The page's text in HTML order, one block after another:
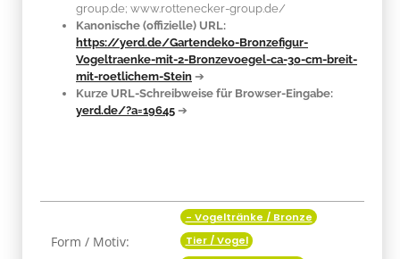
group.de; www.rottenecker-group.de/
Kanonische (offizielle) URL:
https://yerd.de/Gartendeko-Bronzefigur-
Vogeltraenke-mit-2-Bronzevoegel-ca-30-cm-breit-
mit-roetlichem-Stein ➔
Kurze URL-Schreibweise für Browser-Eingabe:
yerd.de/?a=19645 ➔
Produkteigenschaft
Form / Motiv:
- Vogeltränke / Bronze
Tier / Vogel